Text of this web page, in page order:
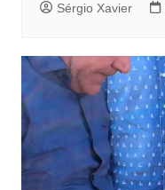
Sérgio Xavier